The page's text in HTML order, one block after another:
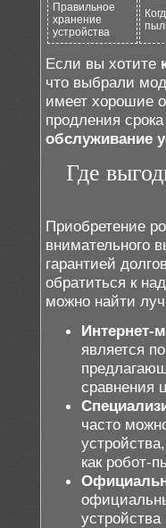
Правильное
хранение
устройства
Если вы хотите
что выбрали
имеет хорошие
продления
обслуживание
Где
Приобретение
внимательного
гарантией
обратиться к
можно найти
Интернет-
является
сравнения
часто
как робот-